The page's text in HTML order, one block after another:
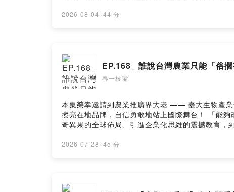
選物FB社團 ｜春一枝官方 Facebook ｜春一枝
2026-08-04 · 44 分
EP.168_ 誰說台灣農業只能「俗
春一枝嘴
本集榮幸邀請到農業推廣界大老 —— 臺大生物產業
擦亮在地品牌，自信勇敢地站上國際舞台！ 「能
奇異果的全球佈局、引進企業化思維的震撼教育，
票券1 + 新鮮水果冰棒盲盒1 - 套票連結：
2026-07-28 · 45 分